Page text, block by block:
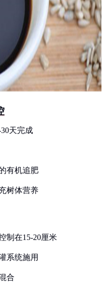
天完成
有机追肥
树体营养
制在15-20厘米
系统施用
合